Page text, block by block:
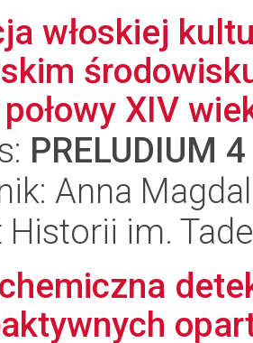
włoskiej
XIV
PRELUDIUM 4
Anna
Historii im.